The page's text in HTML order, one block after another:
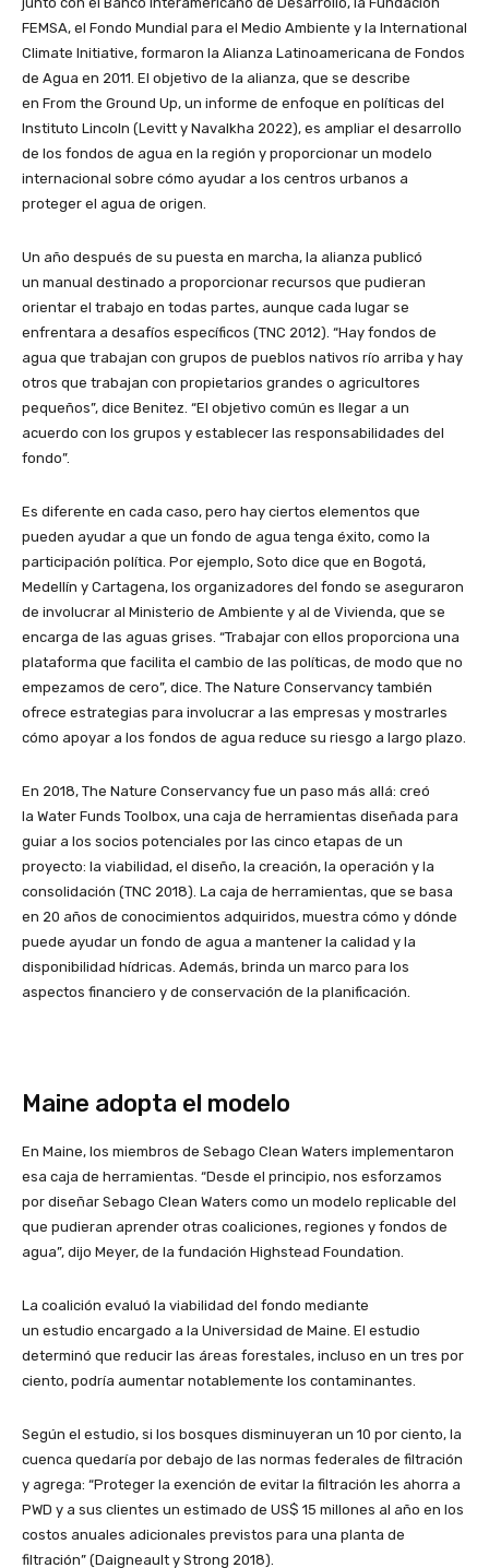
FEMSA, el Fondo Mundial para el Medio Ambiente y la International
Climate Initiative, formaron la Alianza Latinoamericana de Fondos
de Agua en 2011. El objetivo de la alianza, que se describe
en From the Ground Up, un informe de enfoque en políticas del
Instituto Lincoln (Levitt y Navalkha 2022), es ampliar el desarrollo
de los fondos de agua en la región y proporcionar un modelo
internacional sobre cómo ayudar a los centros urbanos a
proteger el agua de origen.
Un año después de su puesta en marcha, la alianza publicó
un manual destinado a proporcionar recursos que pudieran
orientar el trabajo en todas partes, aunque cada lugar se
enfrentara a desafíos específicos (TNC 2012). “Hay fondos de
agua que trabajan con grupos de pueblos nativos río arriba y hay
otros que trabajan con propietarios grandes o agricultores
pequeños”, dice Benitez. “El objetivo común es llegar a un
acuerdo con los grupos y establecer las responsabilidades del
fondo”.
Es diferente en cada caso, pero hay ciertos elementos que
pueden ayudar a que un fondo de agua tenga éxito, como la
participación política. Por ejemplo, Soto dice que en Bogotá,
Medellín y Cartagena, los organizadores del fondo se aseguraron
de involucrar al Ministerio de Ambiente y al de Vivienda, que se
encarga de las aguas grises. “Trabajar con ellos proporciona una
plataforma que facilita el cambio de las políticas, de modo que no
empezamos de cero”, dice. The Nature Conservancy también
ofrece estrategias para involucrar a las empresas y mostrarles
cómo apoyar a los fondos de agua reduce su riesgo a largo plazo.
En 2018, The Nature Conservancy fue un paso más allá: creó
la Water Funds Toolbox, una caja de herramientas diseñada para
guiar a los socios potenciales por las cinco etapas de un
proyecto: la viabilidad, el diseño, la creación, la operación y la
consolidación (TNC 2018). La caja de herramientas, que se basa
en 20 años de conocimientos adquiridos, muestra cómo y dónde
puede ayudar un fondo de agua a mantener la calidad y la
disponibilidad hídricas. Además, brinda un marco para los
aspectos financiero y de conservación de la planificación.
Maine adopta el modelo
En Maine, los miembros de Sebago Clean Waters implementaron
esa caja de herramientas. “Desde el principio, nos esforzamos
por diseñar Sebago Clean Waters como un modelo replicable del
que pudieran aprender otras coaliciones, regiones y fondos de
agua”, dijo Meyer, de la fundación Highstead Foundation.
La coalición evaluó la viabilidad del fondo mediante
un estudio encargado a la Universidad de Maine. El estudio
determinó que reducir las áreas forestales, incluso en un tres por
ciento, podría aumentar notablemente los contaminantes.
Según el estudio, si los bosques disminuyeran un 10 por ciento, la
cuenca quedaría por debajo de las normas federales de filtración
y agrega: “Proteger la exención de evitar la filtración les ahorra a
PWD y a sus clientes un estimado de US$ 15 millones al año en los
costos anuales adicionales previstos para una planta de
filtración” (Daigneault y Strong 2018).